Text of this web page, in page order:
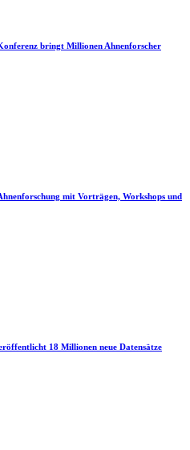
bringt Millionen Ahnenforscher
mit Vorträgen, Workshops und
18 Millionen neue Datensätze